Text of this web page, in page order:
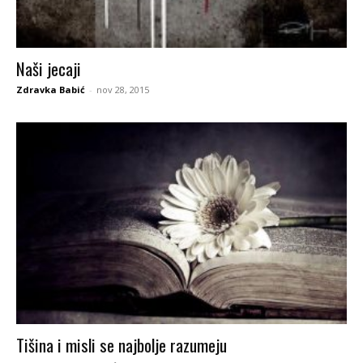
Naši jecaji
Zdravka Babić - nov 28, 2015
Tišina i misli se najbolje razumeju